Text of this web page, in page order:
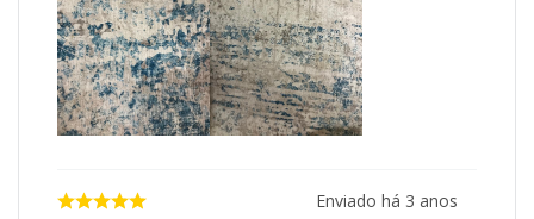
Enviado há 3 anos